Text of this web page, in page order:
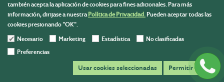
Menú
Información
Contáctanos
Escríbenos y resolvemos todas tus dudas para ayudarte en
también acepta la aplicación de cookies para fines adicionales. Para más
información, dirijase a nuestraPolítica de Privacidad.Pueden aceptar todas las
cookies presionando "OK".
Necesario
Marketing Estadística
No clasificadas
Preferencias
Usar cookies seleccionadas Permitir todas